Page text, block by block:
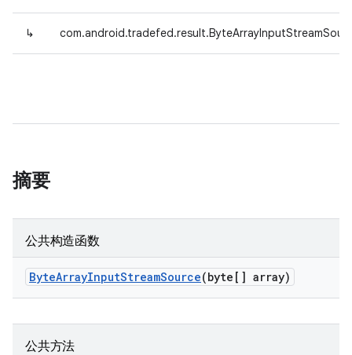
↳
摘要
公共构造函数
ByteArrayInputStreamSource(byte[] array)
公共方法